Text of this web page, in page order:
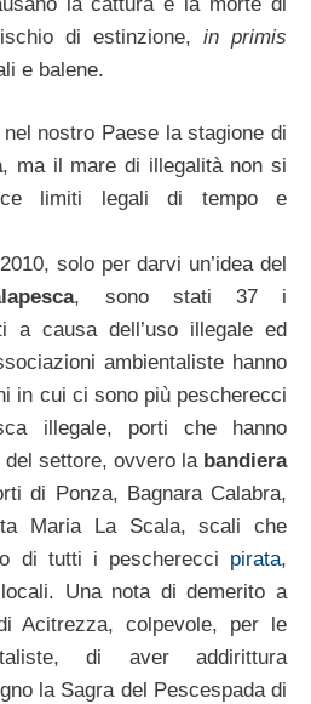
di estinzione, in primis
e balene.
nostro Paese la stagione di
, ma il mare di illegalità non si
limiti legali di tempo e
solo per darvi un’idea del
, sono stati 37 i
a causa dell’uso illegale ed
ambientaliste hanno
in cui ci sono più pescherecci
illegale, porti che hanno
settore, ovvero la bandiera
di Ponza, Bagnara Calabra,
Maria La Scala, scali che
di tutti i pescherecci pirata,
Una nota di demerito a
Acitrezza, colpevole, per le
di aver addirittura
la Sagra del Pescespada di